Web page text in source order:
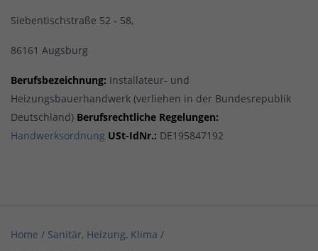
Siebentischstraße 52 - 58,
86161 Augsburg
Berufsbezeichnung: Installateur- und
Heizungsbauerhandwerk (verliehen in der Bundesrepublik
Deutschland) Berufsrechtliche Regelungen:
Handwerksordnung USt-IdNr.: DE195847192
Home / Sanitär, Heizung, Klima /